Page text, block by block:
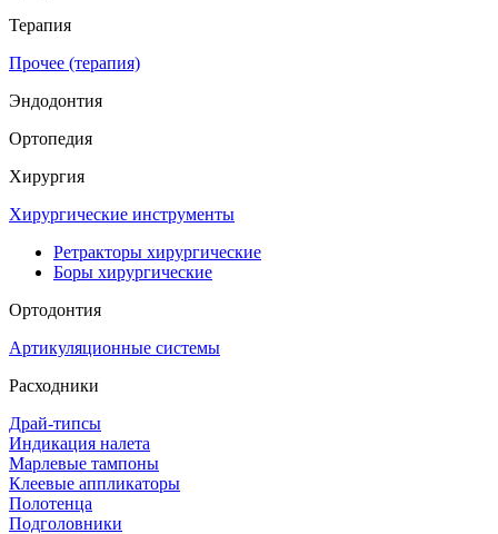
Терапия
Прочее (терапия)
Эндодонтия
Ортопедия
Хирургия
Хирургические инструменты
Ретракторы хирургические
Боры хирургические
Ортодонтия
Артикуляционные системы
Расходники
Драй-типсы
Индикация налета
Марлевые тампоны
Клеевые аппликаторы
Полотенца
Подголовники